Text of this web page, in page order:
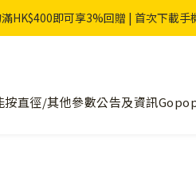
HK$400即可享3%回贈 | 首次下載手
按直徑/其他參數公告及資訊